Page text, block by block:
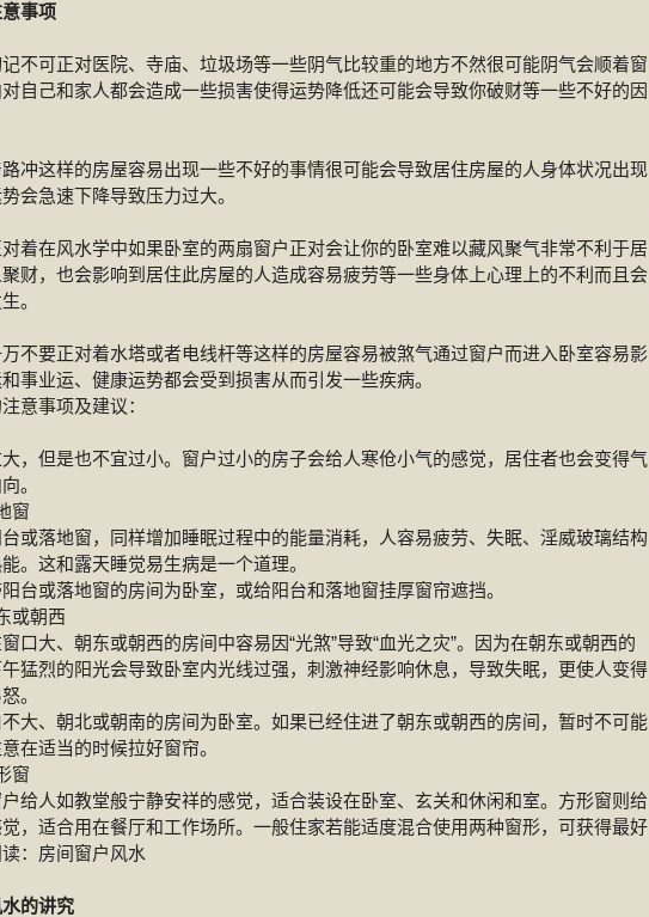
事项
不可正对医院、寺庙、垃圾场等一些阴气比较重的地方不然很可能阴气会顺着窗
自己和家人都会造成一些损害使得运势降低还可能会导致你破财等一些不好的因
冲这样的房屋容易出现一些不好的事情很可能会导致居住房屋的人身体状况出现
会急速下降导致压力过大。
着在风水学中如果卧室的两扇窗户正对会让你的卧室难以藏风聚气非常不利于居
财，也会影响到居住此房屋的人造成容易疲劳等一些身体上心理上的不利而且会
。
不要正对着水塔或者电线杆等这样的房屋容易被煞气通过窗户而进入卧室容易影
事业运、健康运势都会受到损害从而引发一些疾病。
意事项及建议：
，但是也不宜过小。窗户过小的房子会给人寒伧小气的感觉，居住者也会变得气
。
窗
或落地窗，同样增加睡眠过程中的能量消耗，人容易疲劳、失眠、淫威玻璃结构
。这和露天睡觉易生病是一个道理。
台或落地窗的房间为卧室，或给阳台和落地窗挂厚窗帘遮挡。
或朝西
口大、朝东或朝西的房间中容易因“光煞”导致“血光之灾”。因为在朝东或朝西的
猛烈的阳光会导致卧室内光线过强，刺激神经影响休息，导致失眠，更使人变得
。
大、朝北或朝南的房间为卧室。如果已经住进了朝东或朝西的房间，暂时不可能
在适当的时候拉好窗帘。
窗
给人如教堂般宁静安祥的感觉，适合装设在卧室、玄关和休闲和室。方形窗则给
，适合用在餐厅和工作场所。一般住家若能适度混合使用两种窗形，可获得最好
：房间窗户风水
的讲究